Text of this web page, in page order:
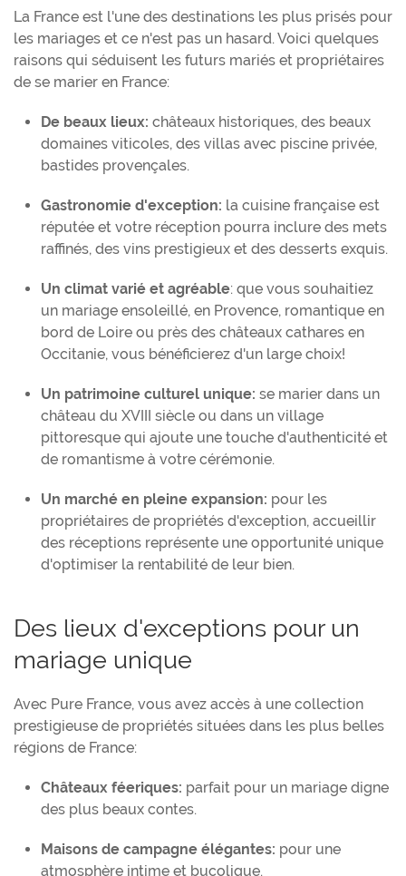
La France est l'une des destinations les plus prisés pour
les mariages et ce n'est pas un hasard. Voici quelques
raisons qui séduisent les futurs mariés et propriétaires
de se marier en France:
De beaux lieux: châteaux historiques, des beaux
domaines viticoles, des villas avec piscine privée,
bastides provençales.
Gastronomie d'exception: la cuisine française est
réputée et votre réception pourra inclure des mets
raffinés, des vins prestigieux et des desserts exquis.
Un climat varié et agréable: que vous souhaitiez
un mariage ensoleillé, en Provence, romantique en
bord de Loire ou près des châteaux cathares en
Occitanie, vous bénéficierez d'un large choix!
Un patrimoine culturel unique: se marier dans un
château du XVIII siècle ou dans un village
pittoresque qui ajoute une touche d'authenticité et
de romantisme à votre cérémonie.
Un marché en pleine expansion: pour les
propriétaires de propriétés d'exception, accueillir
des réceptions représente une opportunité unique
d'optimiser la rentabilité de leur bien.
Des lieux d'exceptions pour un
mariage unique
Avec Pure France, vous avez accès à une collection
prestigieuse de propriétés situées dans les plus belles
régions de France:
Châteaux féeriques: parfait pour un mariage digne
des plus beaux contes.
Maisons de campagne élégantes: pour une
atmosphère intime et bucolique.